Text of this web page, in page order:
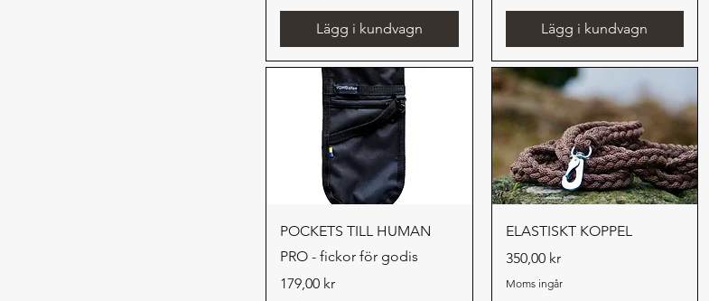
Lägg i kundvagn Lägg i kundvagn
Snabbvisning
POCKETS TILL HUMAN
PRO - fickor för godis
Pris
179,00 kr
Snabbvisning
ELASTISKT KOPPEL
Pris
350,00 kr
Moms ingår